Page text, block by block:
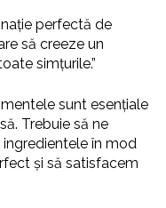
perfectă de
să creeze un
simțurile.”
sunt esențiale
Trebuie să ne
în mod
și să satisfacem